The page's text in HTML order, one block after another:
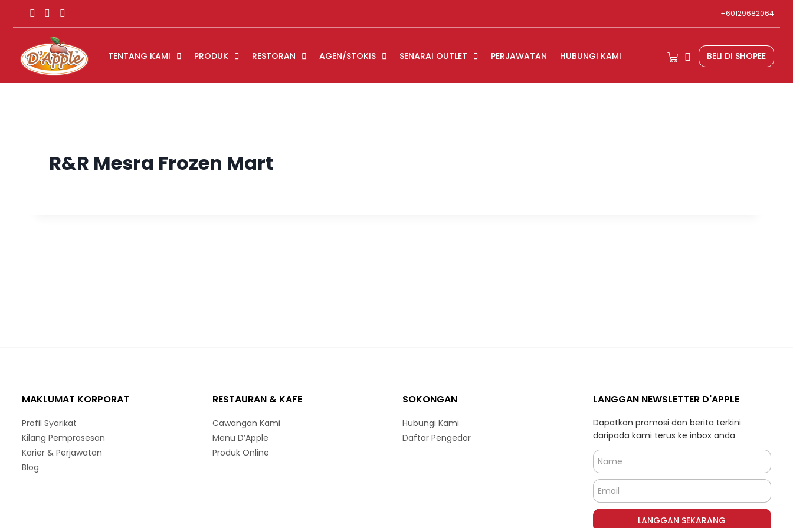
+60129682064
TENTANG KAMI PRODUK RESTORAN AGEN/STOKIS SENARAI OUTLET PERJAWATAN HUBUNGI KAMI BELI DI SHOPEE
R&R Mesra Frozen Mart
MAKLUMAT KORPORAT
Profil Syarikat
Kilang Pemprosesan
Karier & Perjawatan
Blog
RESTAURAN & KAFE
Cawangan Kami
Menu D’Apple
Produk Online
SOKONGAN
Hubungi Kami
Daftar Pengedar
LANGGAN NEWSLETTER D'APPLE
Dapatkan promosi dan berita terkini
daripada kami terus ke inbox anda
LANGGAN SEKARANG